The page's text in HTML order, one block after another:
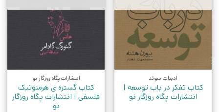
ادبیات سوئد
کتاب تفکر در باب توسعه |
انتشارات پگاه روزگار نو
انتشارات پگاه روزگار نو
کتاب گستره ی هرمنوتیک
فلسفی | انتشارات پگاه روزگار
نو